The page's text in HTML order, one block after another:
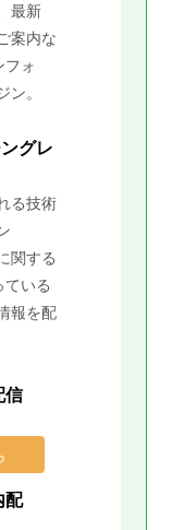
最新
案内な
フォ
ン。
グレ
る技術
関する
ている
報を配
信
配